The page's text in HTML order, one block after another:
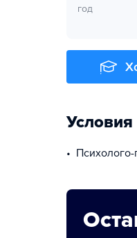
год
Условия